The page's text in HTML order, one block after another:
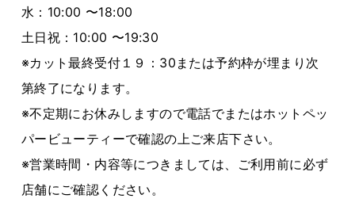
水：10:00 〜18:00
土日祝：10:00 〜19:30
※カット最終受付１９：30または予約枠が埋まり次
第終了になります。
※不定期にお休みしますので電話でまたはホットペッ
パービューティーで確認の上ご来店下さい。
※営業時間・内容等につきましては、ご利用前に必ず
店舗にご確認ください。